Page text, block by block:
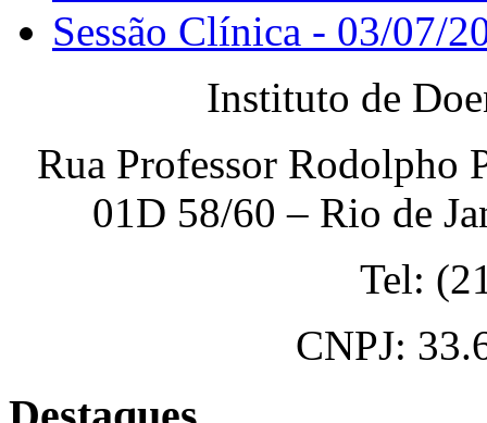
Sessão Clínica - 03/07/
Instituto de
Rua Professor Rodolpho
01D 58/60 – Rio de
Tel:
CNPJ: